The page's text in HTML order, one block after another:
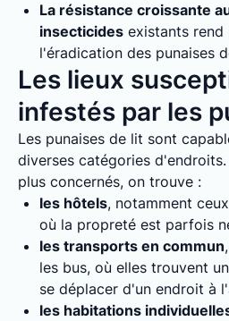
La résistance croissante
insecticides existants
l'éradication des punaises
Les lieux
infestés par les
Les punaises de lit sont
diverses catégories
plus concernés, on trouve :
les hôtels, notamment
où la propreté est parfois
les transports en commun
les bus, où elles trouvent
se déplacer d'un endroit à
les habitations